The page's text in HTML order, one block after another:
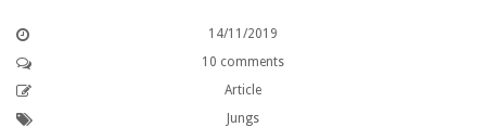
14/11/2019
10 comments
Article
Jungs